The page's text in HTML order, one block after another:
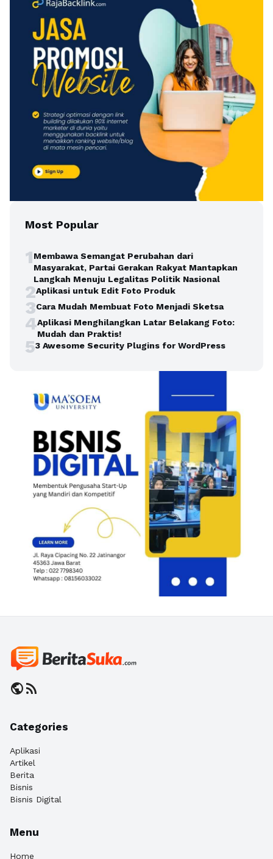
Most Popular
1Membawa Semangat Perubahan dari
Masyarakat, Partai Gerakan Rakyat Mantapkan
Langkah Menuju Legalitas Politik Nasional
2Aplikasi untuk Edit Foto Produk
3Cara Mudah Membuat Foto Menjadi Sketsa
4Aplikasi Menghilangkan Latar Belakang Foto:
Mudah dan Praktis!
53 Awesome Security Plugins for WordPress
publicrss_feed
Categories
Aplikasi
Artikel
Berita
Bisnis
Bisnis Digital
Menu
Home